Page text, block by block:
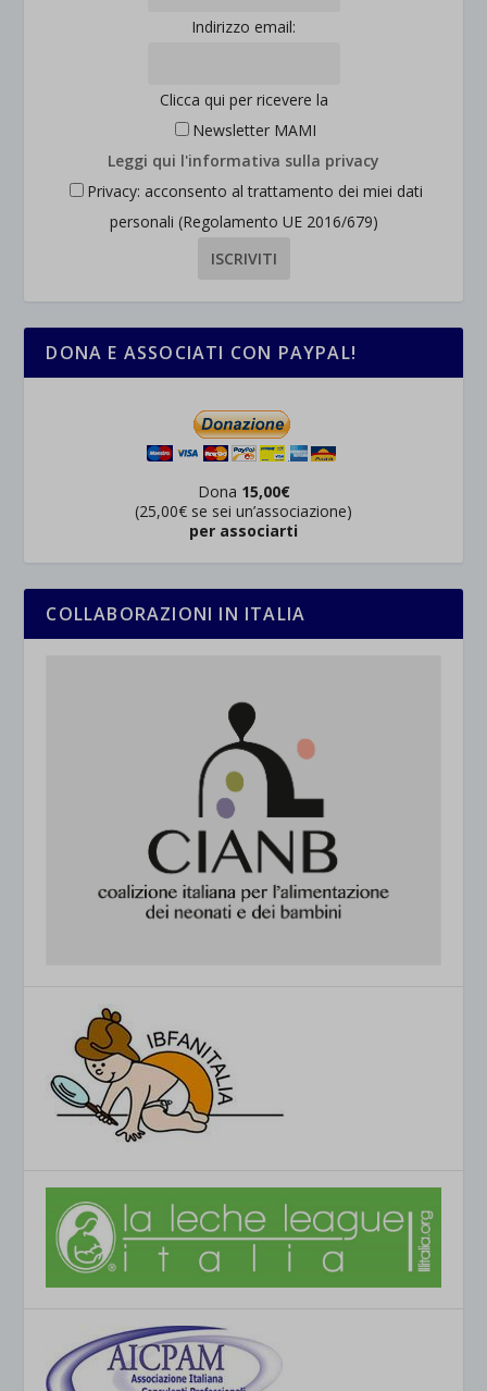
Indirizzo email:
Clicca qui per ricevere la
Newsletter MAMI
Leggi qui l'informativa sulla privacy
Privacy: acconsento al trattamento dei miei dati
personali (Regolamento UE 2016/679)
DONA E ASSOCIATI CON PAYPAL!
Dona 15,00€
(25,00€ se sei un’associazione)
per associarti
COLLABORAZIONI IN ITALIA